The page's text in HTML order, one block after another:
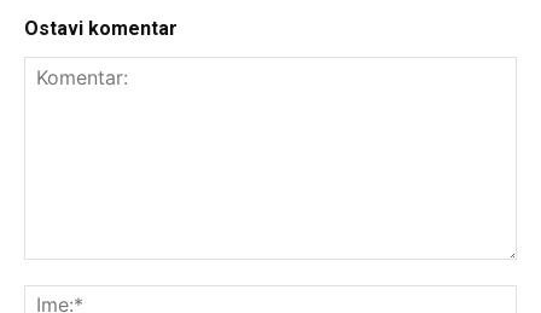
Ostavi komentar